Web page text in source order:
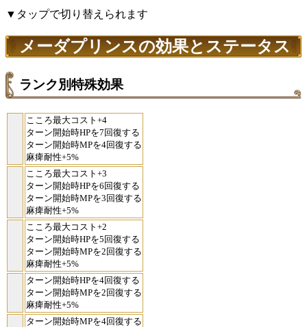
▼タップで切り替えられます
メーダプリンスの効果とステータス
ランク別特殊効果
こころ最大コスト+4
ターン開始時HPを7回復する
ターン開始時MPを4回復する
麻痺耐性+5%
こころ最大コスト+3
ターン開始時HPを6回復する
ターン開始時MPを3回復する
麻痺耐性+5%
こころ最大コスト+2
ターン開始時HPを5回復する
ターン開始時MPを2回復する
麻痺耐性+5%
ターン開始時HPを4回復する
ターン開始時MPを2回復する
麻痺耐性+5%
ターン開始時MPを4回復する